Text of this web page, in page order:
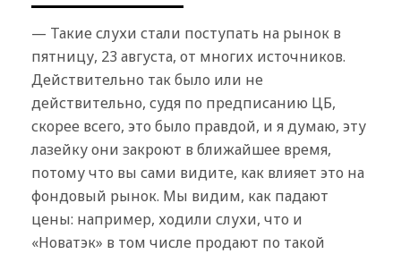
— Такие слухи стали поступать на рынок в
пятницу, 23 августа, от многих источников.
Действительно так было или не
действительно, судя по предписанию ЦБ,
скорее всего, это было правдой, и я думаю, эту
лазейку они закроют в ближайшее время,
потому что вы сами видите, как влияет это на
фондовый рынок. Мы видим, как падают
цены: например, ходили слухи, что и
«Новатэк» в том числе продают по такой